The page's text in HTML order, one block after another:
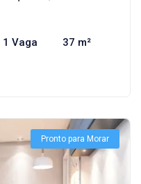
1 Vaga 37 m²
Pronto para Morar